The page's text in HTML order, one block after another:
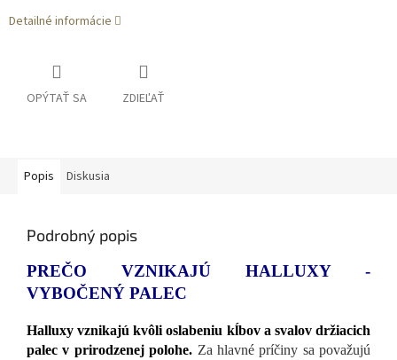
Detailné informácie
OPÝTAŤ SA ZDIEĽAŤ
Popis Diskusia
Podrobný popis
PREČO VZNIKAJÚ HALLUXY -
VYBOČENÝ PALEC
Halluxy vznikajú kvôli oslabeniu kĺbov a svalov držiacich
palec v prirodzenej polohe. Za hlavné príčiny sa považujú